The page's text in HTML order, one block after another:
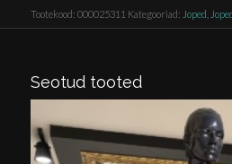
Tootekood: 000025311 Kategooriad: Joped
Seotud tooted